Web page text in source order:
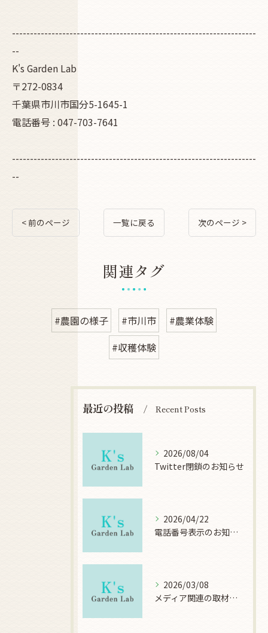
--------------------------------------------------------------------
--
K's Garden Lab
〒272-0834
千葉県市川市国分5-1645-1
電話番号 : 047-703-7641
--------------------------------------------------------------------
--
< 前のページ 一覧に戻る 次のページ >
関連タグ
#農園の様子 #市川市
#農業体験
#収穫体験
最近の投稿 Recent Posts
2026/08/04
Twitter閉鎖のお知らせ
2026/04/22
電話番号表示のお知らせ
2026/03/08
メディア関連の取材について